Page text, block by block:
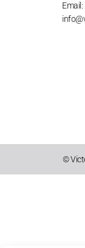
Email:
©